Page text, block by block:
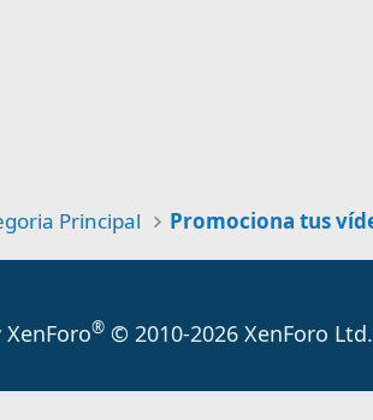
Principal
® © 2010-2026 XenForo Ltd.